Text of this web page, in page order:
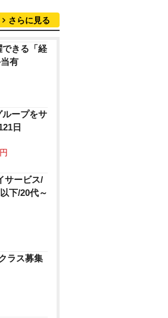
さらに見る
きる「経
有
ープをサ
日
サービス/
下/20代～
ラス募集